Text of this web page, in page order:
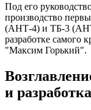
Под его
производство
(АНТ-4) и ТБ-3
разработке самого
"Максим Горький".
и